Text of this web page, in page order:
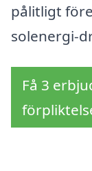
pålitligt
solenergi-
Få 3